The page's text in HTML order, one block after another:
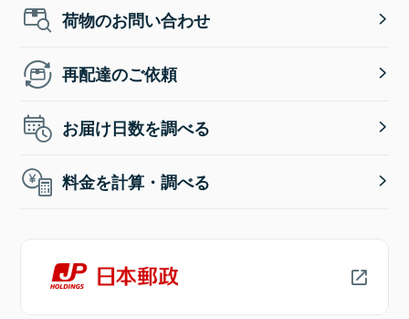
荷物のお問い合わせ
再配達のご依頼
お届け日数を調べる
料金を計算・調べる